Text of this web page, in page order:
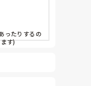
ったりするの
す)
かりする時
を聞けたら、